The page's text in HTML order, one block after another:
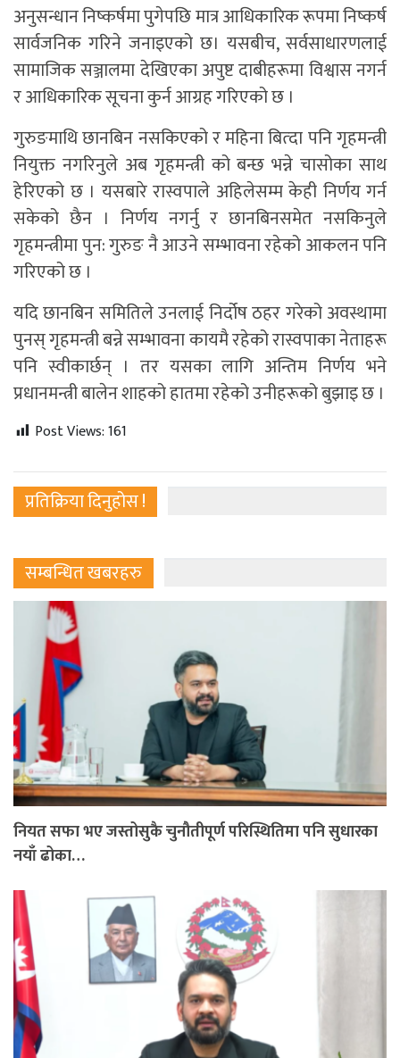
अनुसन्धान निष्कर्षमा पुगेपछि मात्र आधिकारिक रूपमा निष्कर्ष
सार्वजनिक गरिने जनाइएको छ। यसबीच, सर्वसाधारणलाई
सामाजिक सञ्जालमा देखिएका अपुष्ट दाबीहरूमा विश्वास नगर्न
र आधिकारिक सूचना कुर्न आग्रह गरिएको छ ।
गुरुङमाथि छानबिन नसकिएको र महिना बित्दा पनि गृहमन्त्री
नियुक्त नगरिनुले अब गृहमन्त्री को बन्छ भन्ने चासोका साथ
हेरिएको छ । यसबारे रास्वपाले अहिलेसम्म केही निर्णय गर्न
सकेको छैन । निर्णय नगर्नु र छानबिनसमेत नसकिनुले
गृहमन्त्रीमा पुन: गुरुङ नै आउने सम्भावना रहेको आकलन पनि
गरिएको छ ।
यदि छानबिन समितिले उनलाई निर्दोष ठहर गरेको अवस्थामा
पुनस् गृहमन्त्री बन्ने सम्भावना कायमै रहेको रास्वपाका नेताहरू
पनि स्वीकार्छन् । तर यसका लागि अन्तिम निर्णय भने
प्रधानमन्त्री बालेन शाहको हातमा रहेको उनीहरूको बुझाइ छ ।
Post Views:161
प्रतिक्रिया दिनुहोस !
सम्बन्धित खबरहरु
नियत सफा भए जस्तोसुकै चुनौतीपूर्ण परिस्थितिमा पनि सुधारका
नयाँ ढोका…